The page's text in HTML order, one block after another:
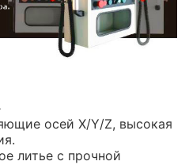
осей X/Y/Z, высокая
литье с прочной